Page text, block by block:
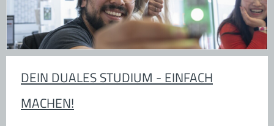
DEIN DUALES STUDIUM - EINFACH
MACHEN!